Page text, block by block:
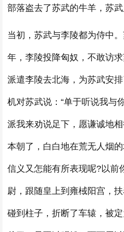
部落盗去了苏武的牛羊，苏武
当初，苏武与李陵都为侍中
年，李陵投降匈奴，不敢访
派遣李陵去北海，为苏武安
机对苏武说：“单于听说我与
派我来劝说足下，愿谦诚地
本朝了，白白地在荒无人烟
信义又怎能有所表现呢?以前
尉，跟随皇上到雍棫阳宫，
碰到柱子，折断了车辕，被